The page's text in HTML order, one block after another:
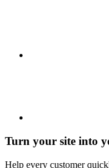
Turn your site into
Help every customer